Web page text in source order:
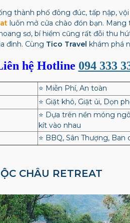
thành phố đông đúc, tấp nập,
luôn mở cửa chào đón bạn.
sơ, bí hiểm cũng rất đỗi thu
đình. Cùng Tico Travel khám phá
hệ Hotline 094 333
⭐ Miễn Phí, An toàn
⭐ Giặt khô, Giặt ủi, Dọn
⭐ Dựa trên nền móng
kít vào nhau
⭐ BBQ, Sân Thượng,
CHÂU RETREAT